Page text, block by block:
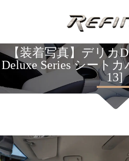
【装着写真】デリカ
Deluxe Series シート
13]